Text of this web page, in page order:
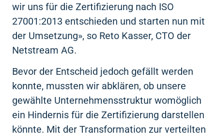
wir uns für die Zertifizierung nach ISO
27001:2013 entschieden und starten nun mit
der Umsetzung», so Reto Kasser, CTO der
Netstream AG.
Bevor der Entscheid jedoch gefällt werden
konnte, mussten wir abklären, ob unsere
gewählte Unternehmensstruktur womöglich
ein Hindernis für die Zertifizierung darstellen
könnte. Mit der Transformation zur verteilten